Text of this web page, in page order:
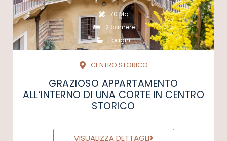
70 Mq
2 camere
1 bagni
CENTRO STORICO
GRAZIOSO APPARTAMENTO
ALL’INTERNO DI UNA CORTE IN CENTRO
STORICO
VISUALIZZA DETTAGLI